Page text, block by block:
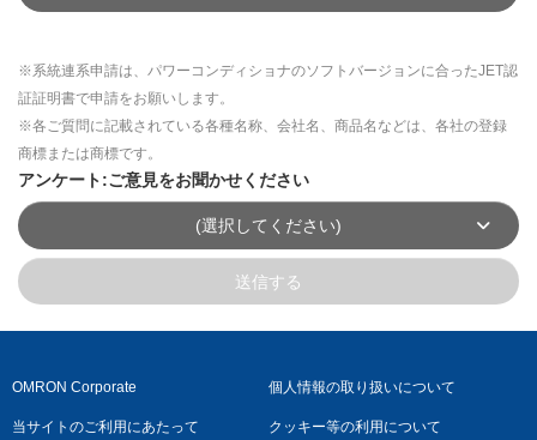
※系統連系申請は、パワーコンディショナのソフトバージョンに合ったJET認
証証明書で申請をお願いします。
※各ご質問に記載されている各種名称、会社名、商品名などは、各社の登録
商標または商標です。
アンケート:ご意見をお聞かせください
(選択してください)
送信する
OMRON Corporate 個人情報の取り扱いについて
当サイトのご利用にあたって クッキー等の利用について